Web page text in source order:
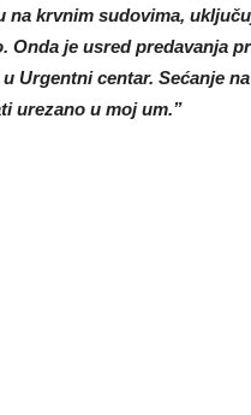
krvnim sudovima,
Onda je usred predavanja
Urgentni centar. Sećanje
urezano u moj um.”